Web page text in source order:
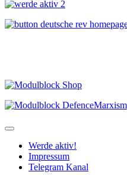
Werde aktiv!
Impressum
Telegram Kanal